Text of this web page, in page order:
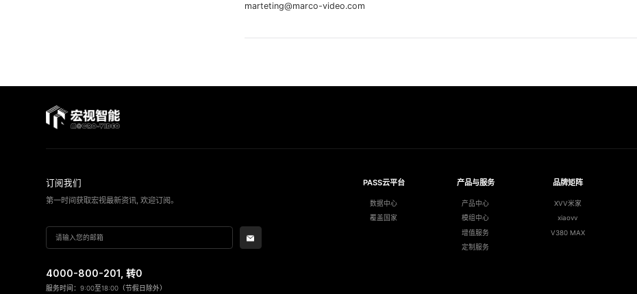
marteting@marco-video.com
订阅我们
第一时间获取宏视最新资讯, 欢迎订阅。
4000-800-201 , 转0
服务时间：9:00至18:00（节假日除外）
PASS云平台
数据中心
覆盖国家
产品与服务
产品中心
模组中心
增值服务
定制服务
品牌矩阵
XVV米家
xiaovv
V380 MAX